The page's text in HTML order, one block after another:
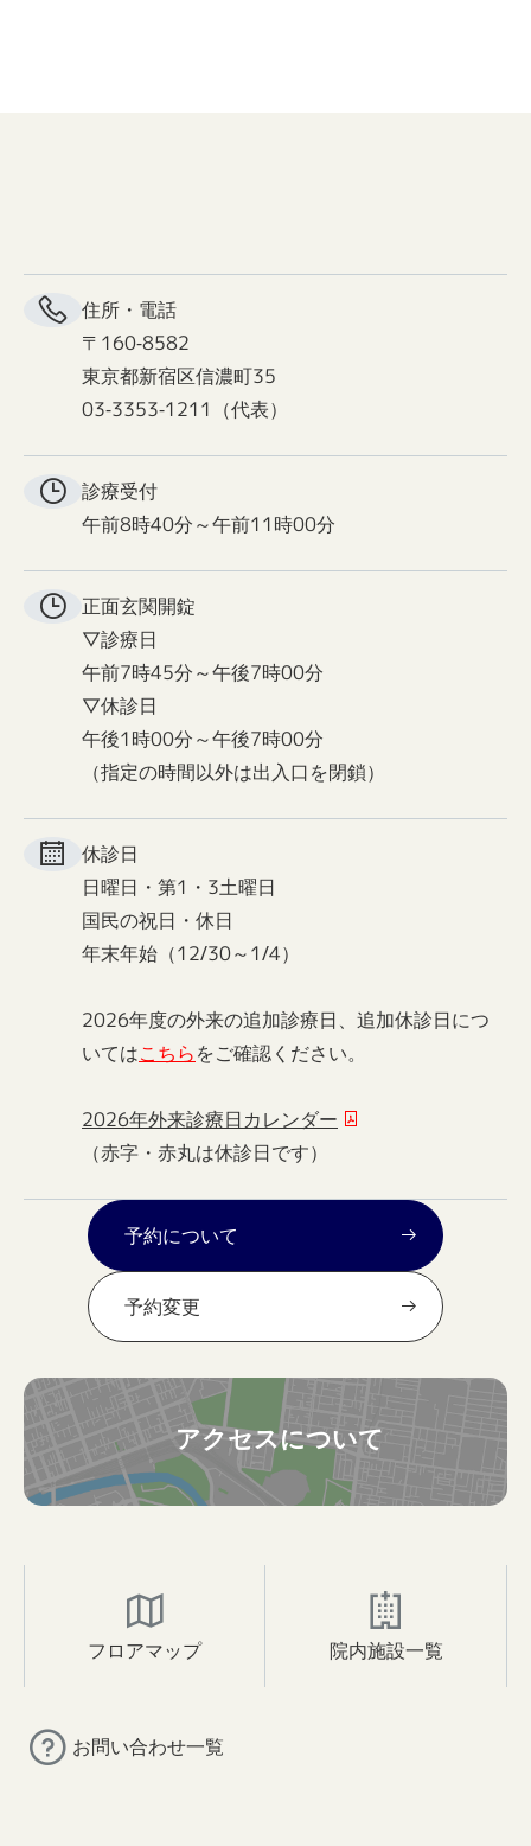
住所・電話
〒160-8582
東京都新宿区信濃町35
03-3353-1211（代表）
診療受付
午前8時40分～午前11時00分
正面玄関開錠
▽診療日
午前7時45分～午後7時00分
▽休診日
午後1時00分～午後7時00分
（指定の時間以外は出入口を閉鎖）
休診日
日曜日・第1・3土曜日
国民の祝日・休日
年末年始（12/30～1/4）
2026年度の外来の追加診療日、追加休診日につ
いてはこちらをご確認ください。
2026年外来診療日カレンダー
（赤字・赤丸は休診日です）
予約について
予約変更
アクセスについて
フロアマップ 院内施設一覧
お問い合わせ一覧